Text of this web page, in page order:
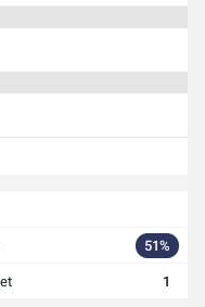
51%
1